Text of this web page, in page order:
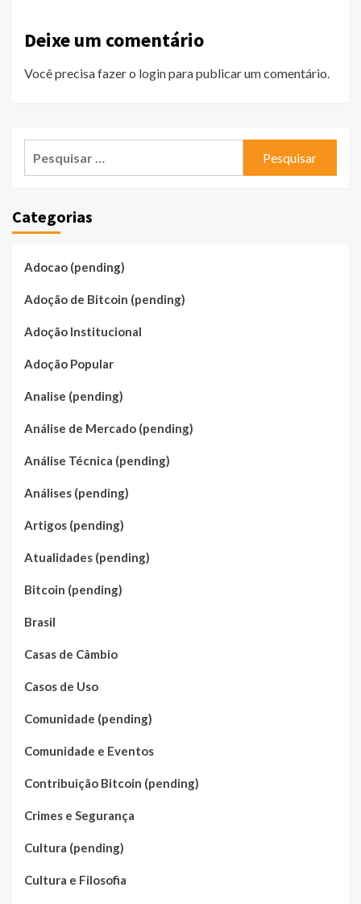
Deixe um comentário
Você precisa fazer o loginpara publicar um comentário.
Categorias
Adocao (pending)
Adoção de Bitcoin (pending)
Adoção Institucional
Adoção Popular
Analise (pending)
Análise de Mercado (pending)
Análise Técnica (pending)
Análises (pending)
Artigos (pending)
Atualidades (pending)
Bitcoin (pending)
Brasil
Casas de Câmbio
Casos de Uso
Comunidade (pending)
Comunidade e Eventos
Contribuição Bitcoin (pending)
Crimes e Segurança
Cultura (pending)
Cultura e Filosofia